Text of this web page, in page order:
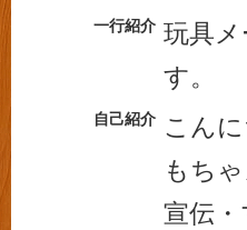
一行紹介 玩具
す。
自己紹介 こん
もち
宣伝